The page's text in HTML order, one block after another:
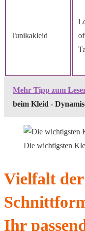
Tunikakleid
Mehr Tipp zum
beim Kleid -
Die wichtigsten
Vielfalt
Ihr